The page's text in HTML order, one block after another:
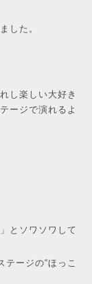
した。
し楽しい大好き
ージで演れるよ
とソワソワして
ージの“ほっこ